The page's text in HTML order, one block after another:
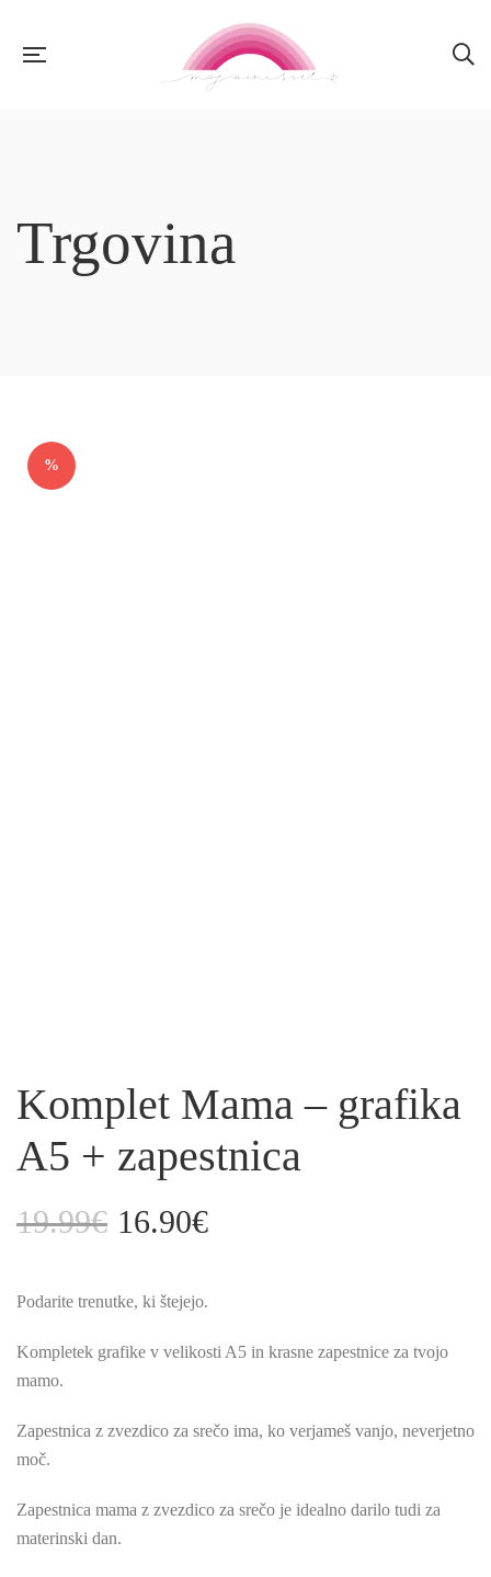
Trgovina
%
Komplet Mama – grafika
A5 + zapestnica
19.99€
Izvirna
bila:
16.90€Trenutna
Podarite trenutke, ki štejejo.
Kompletek grafike v velikosti A5 in krasne zapestnice za tvojo
mamo.
Zapestnica z zvezdico za srečo ima, ko verjameš vanjo, neverjetno
moč.
Zapestnica mama z zvezdico za srečo je idealno darilo tudi za
materinski dan.